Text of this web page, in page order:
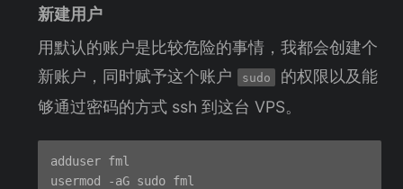
新建用户
用默认的账户是比较危险的事情，我都会创建个
新账户，同时赋予这个账户
sudo
的权限以及能
够通过密码的方式 ssh 到这台 VPS。
adduser fml
usermod -aG sudo fml